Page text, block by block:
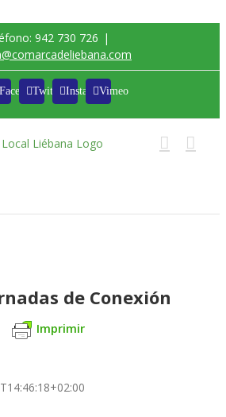
942 730 726 |
FacebookTwitterInstagramVimeo
de Conexión
Imprimir